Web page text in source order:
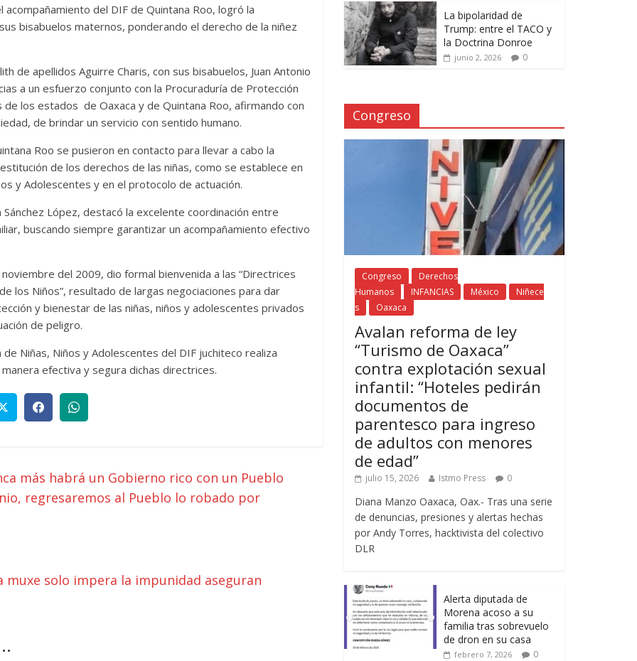
del DIF de Quintana Roo, logró la
bisabuelos maternos, ponderando el derecho de la niñez
de apellidos Aguirre Charis, con sus bisabuelos, Juan Antonio
a un esfuerzo conjunto con la Procuraduría de Protección
los estados de Oaxaca y de Quintana Roo, afirmando con
de brindar un servicio con sentido humano.
Roo se pusieron en contacto para llevar a cabo la
de los derechos de las niñas, como se establece en
y Adolescentes y en el protocolo de actuación.
López, destacó la excelente coordinación entre
buscando siempre garantizar un acompañamiento efectivo
del 2009, dio formal bienvenida a las “Directrices
los Niños”, resultado de largas negociaciones para dar
y bienestar de las niñas, niños y adolescentes privados
de peligro.
Niñas, Niños y Adolescentes del DIF juchiteco realiza
efectiva y segura dichas directrices.
más habrá un Gobierno rico con un Pueblo
regresaremos al Pueblo lo robado por
solo impera la impunidad aseguran
La bipolaridad de
Trump: entre el TACO y
la Doctrina Donroe
junio 2, 2026 0
Congreso
Congreso
Derechos
Humanos
INFANCIAS México
Niñece
s
Oaxaca
Avalan reforma de ley
“Turismo de Oaxaca”
contra explotación sexual
infantil: “Hoteles pedirán
documentos de
parentesco para ingreso
de adultos con menores
de edad”
julio 15, 2026 Istmo Press 0
Diana Manzo Oaxaca, Oax.- Tras una serie
de denuncias, presiones y alertas hechas
por Andy Torres, hacktivista del colectivo
DLR
Alerta diputada de
Morena acoso a su
familia tras sobrevuelo
de dron en su casa
febrero 7, 2026 0